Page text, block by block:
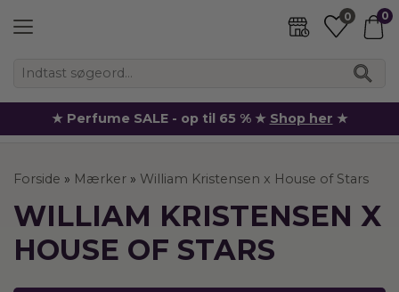
0 0
★ Perfume SALE - op til 65 % ★ Shop her ★
Forside » Mærker » William Kristensen x House of Stars
WILLIAM KRISTENSEN X
HOUSE OF STARS